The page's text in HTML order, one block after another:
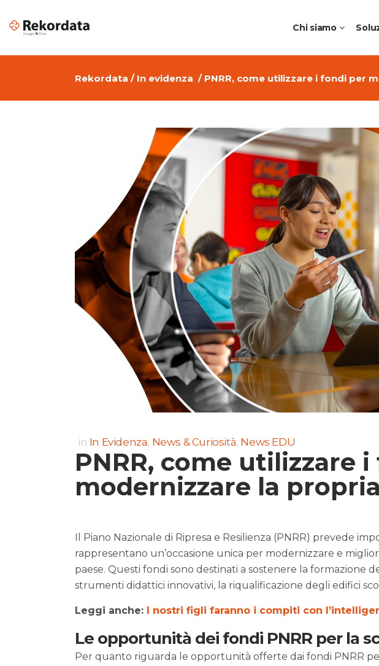
Chi siamo
Software di Grafica per Aziende
Cloud Services Provider per
Digital transformation
Cyber Security: sicurezza
informatica aziendale
Color Matching per Aziende
Soluzioni Noleggio e DaaS
VR & AR
Rekordata / In evidenza / PNRR, come utilizzare i fondi per
in In Evidenza, News & Curiosità, News EDU
PNRR, come utilizzare
modernizzare la
Il Piano Nazionale di Ripresa e Resilienza (PNRR) prevede
rappresentano un’occasione unica per modernizzare e
paese. Questi fondi sono destinati a sostenere la formazione
strumenti didattici innovativi, la riqualificazione degli edifici
Leggi anche: I nostri figli faranno i compiti con
Le opportunità dei fondi PNRR per la
Per quanto riguarda le opportunità offerte dai fondi PNRR